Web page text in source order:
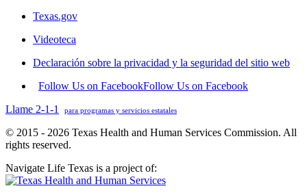
Texas.gov
Videoteca
Declaración sobre la privacidad y la seguridad del sitio web
Follow Us on FacebookFollow Us on Facebook
Llame 2-1-1
para programas y servicios estatales
© 2015 - 2026 Texas Health and Human Services Commission. All
rights reserved.
Navigate Life Texas is a project of: